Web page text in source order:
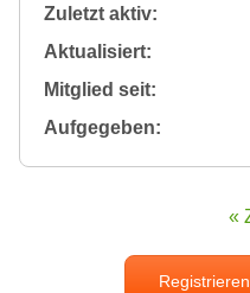
Zuletzt aktiv:
Aktualisiert:
Mitglied seit:
Aufgegeben:
«
Registrieren